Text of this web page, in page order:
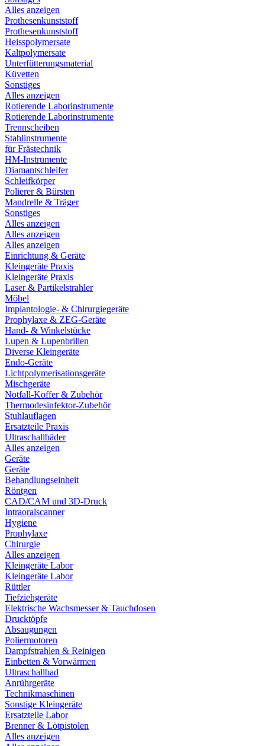
Alles anzeigen
Prothesenkunststoff
Prothesenkunststoff
Heisspolymersate
Kaltpolymersate
Unterfütterungsmaterial
Küvetten
Sonstiges
Alles anzeigen
Rotierende Laborinstrumente
Rotierende Laborinstrumente
Trennscheiben
Stahlinstrumente
für Frästechnik
HM-Instrumente
Diamantschleifer
Schleifkörper
Polierer & Bürsten
Mandrelle & Träger
Sonstiges
Alles anzeigen
Alles anzeigen
Alles anzeigen
Einrichtung & Geräte
Kleingeräte Praxis
Kleingeräte Praxis
Laser & Partikelstrahler
Möbel
Implantologie- & Chirurgiegeräte
Prophylaxe & ZEG-Geräte
Hand- & Winkelstücke
Lupen & Lupenbrillen
Diverse Kleingeräte
Endo-Geräte
Lichtpolymerisationsgeräte
Mischgeräte
Notfall-Koffer & Zubehör
Thermodesinfektor-Zubehör
Stuhlauflagen
Ersatzteile Praxis
Ultraschallbäder
Alles anzeigen
Geräte
Geräte
Behandlungseinheit
Röntgen
CAD/CAM und 3D-Druck
Intraoralscanner
Hygiene
Prophylaxe
Chirurgie
Alles anzeigen
Kleingeräte Labor
Kleingeräte Labor
Rüttler
Tiefziehgeräte
Elektrische Wachsmesser & Tauchdosen
Drucktöpfe
Absaugungen
Poliermotoren
Dampfstrahlen & Reinigen
Einbetten & Vorwärmen
Ultraschallbad
Anrührgeräte
Technikmaschinen
Sonstige Kleingeräte
Ersatzteile Labor
Brenner & Lötpistolen
Alles anzeigen